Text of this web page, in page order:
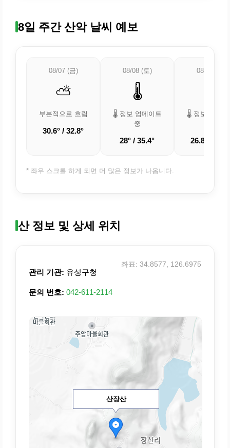
8일 주간 산악 날씨 예보
08/07 (금)
⛅
부분적으로 흐림
30.6° / 32.8°
08/08 (토)
🌡️
🌡️ 정보 업데이트
중
28° / 35.4°
08/09 (일)
🌡️ 정보 업데이
26.8° /
* 좌우 스크롤 하게 되면 더 많은 정보가 나옵니다.
산 정보 및 상세 위치
관리 기관: 유성구청
문의 번호: 042-611-2114
좌표: 34.8577, 126.6975
산장산